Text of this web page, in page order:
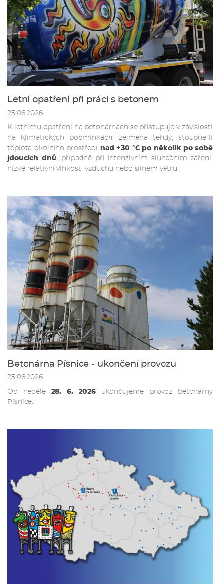
Letní opatření při práci s betonem
25.06.2026
K letnímu opatření na betonárnách se přistupuje v závislosti
na klimatických podmínkách, zejména tehdy, stoupne-li
teplota okolního prostředí nad +30 °C po několik po sobě
jdoucích dnů, případně při intenzivním slunečním záření,
nízké relativní vlhkosti vzduchu nebo silném větru.
Betonárna Písnice - ukončení provozu
25.06.2026
Od neděle 28. 6. 2026 ukončujeme provoz betonárny
Písnice.